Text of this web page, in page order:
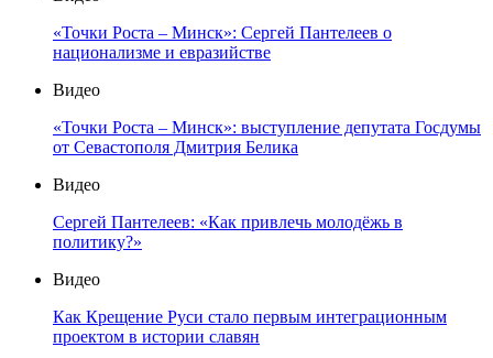
«Точки Роста – Минск»: Сергей Пантелеев о
национализме и евразийстве
Видео
«Точки Роста – Минск»: выступление депутата Госдумы
от Севастополя Дмитрия Белика
Видео
Сергей Пантелеев: «Как привлечь молодёжь в
политику?»
Видео
Как Крещение Руси стало первым интеграционным
проектом в истории славян